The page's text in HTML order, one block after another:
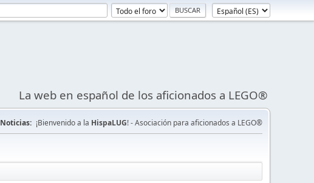
La web en español de los aficionados a LEGO®
Noticias: ¡Bienvenido a la HispaLUG! - Asociación para aficionados a LEGO®